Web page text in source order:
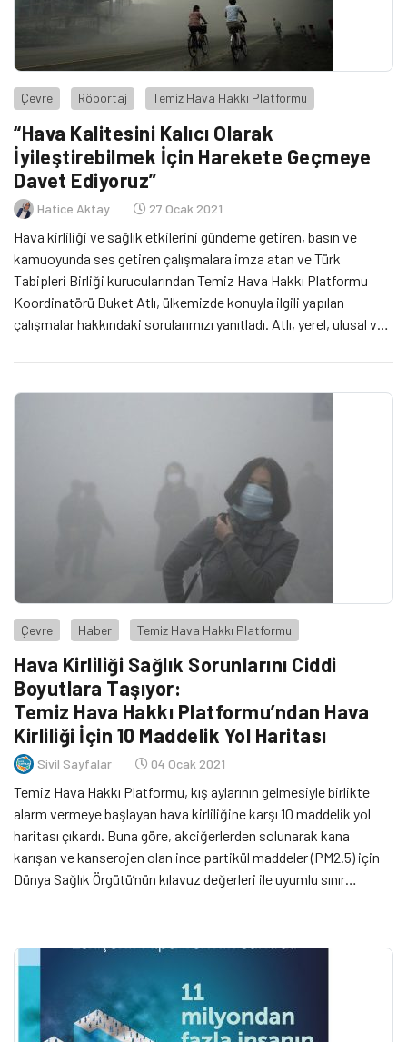
Çevre Röportaj Temiz Hava Hakkı Platformu
“Hava Kalitesini Kalıcı Olarak
İyileştirebilmek İçin Harekete Geçmeye
Davet Ediyoruz”
Hatice Aktay 27 Ocak 2021
Hava kirliliği ve sağlık etkilerini gündeme getiren, basın ve
kamuoyunda ses getiren çalışmalara imza atan ve Türk
Tabipleri Birliği kurucularından Temiz Hava Hakkı Platformu
Koordinatörü Buket Atlı, ülkemizde konuyla ilgili yapılan
çalışmalar hakkındaki sorularımızı yanıtladı. Atlı, yerel, ulusal ve
işbirliği yaparak 2021 yılında acilen harekete geçmeye davet
ediyor.
Çevre Haber Temiz Hava Hakkı Platformu
Hava Kirliliği Sağlık Sorunlarını Ciddi
Boyutlara Taşıyor:
Temiz Hava Hakkı Platformu’ndan Hava
Kirliliği İçin 10 Maddelik Yol Haritası
Sivil Sayfalar 04 Ocak 2021
Temiz Hava Hakkı Platformu, kış aylarının gelmesiyle birlikte
alarm vermeye başlayan hava kirliliğine karşı 10 maddelik yol
haritası çıkardı. Buna göre, akciğerlerden solunarak kana
karışan ve kanserojen olan ince partikül maddeler (PM2.5) için
Dünya Sağlık Örgütü’nün kılavuz değerleri ile uyumlu sınır
verilmeden önce sağlık etki değerlendirmesi (SED) yapılmalı.